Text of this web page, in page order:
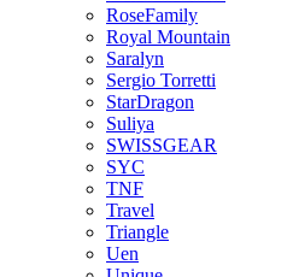
RoseFamily
Royal Mountain
Saralyn
Sergio Torretti
StarDragon
Suliya
SWISSGEAR
SYC
TNF
Travel
Triangle
Uen